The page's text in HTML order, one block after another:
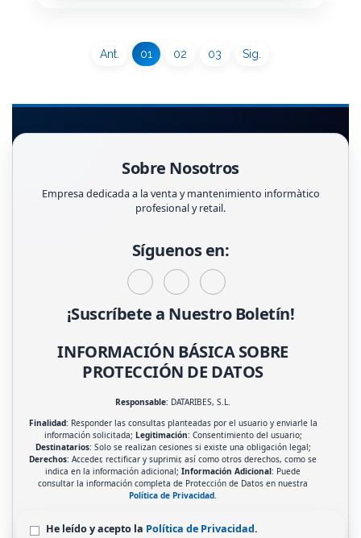
Ant. 01 02 03 Sig.
Sobre Nosotros
Empresa dedicada a la venta y mantenimiento informàtico
profesional y retail.
Síguenos en:
¡Suscríbete a Nuestro Boletín!
INFORMACIÓN BÁSICA SOBRE
PROTECCIÓN DE DATOS
Responsable: DATARIBES, S.L.
Finalidad: Responder las consultas planteadas por el usuario y enviarle la
información solicitada; Legitimación: Consentimiento del usuario;
Destinatarios: Solo se realizan cesiones si existe una obligación legal;
Derechos: Acceder, rectificar y suprimir, así como otros derechos, como se
indica en la información adicional;Información Adicional: Puede
consultar la información completa de Protección de Datos en nuestra
Política de Privacidad
He leído y acepto la Política de Privacidad.